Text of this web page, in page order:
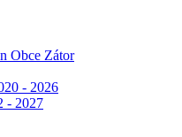
Obce Zátor
- 2026
- 2027